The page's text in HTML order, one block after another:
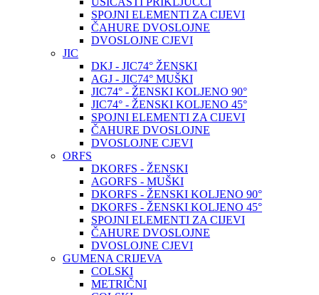
SPOJNI ELEMENTI ZA CIJEVI
ČAHURE DVOSLOJNE
DVOSLOJNE CJEVI
JIC
DKJ - JIC74° ŽENSKI
AGJ - JIC74° MUŠKI
JIC74° - ŽENSKI KOLJENO 90°
JIC74° - ŽENSKI KOLJENO 45°
SPOJNI ELEMENTI ZA CIJEVI
ČAHURE DVOSLOJNE
DVOSLOJNE CJEVI
ORFS
DKORFS - ŽENSKI
AGORFS - MUŠKI
DKORFS - ŽENSKI KOLJENO 90°
DKORFS - ŽENSKI KOLJENO 45°
SPOJNI ELEMENTI ZA CIJEVI
ČAHURE DVOSLOJNE
DVOSLOJNE CJEVI
GUMENA CRIJEVA
COLSKI
METRIČNI